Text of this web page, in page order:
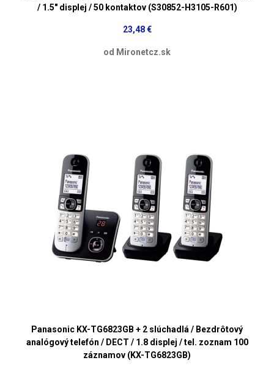
/ 1.5" displej / 50 kontaktov (S30852-H3105-R601)
23,48 €
od Mironetcz.sk
Panasonic KX-TG6823GB + 2 slúchadlá / Bezdrôtový
analógový telefón / DECT / 1.8 displej / tel. zoznam 100
záznamov (KX-TG6823GB)